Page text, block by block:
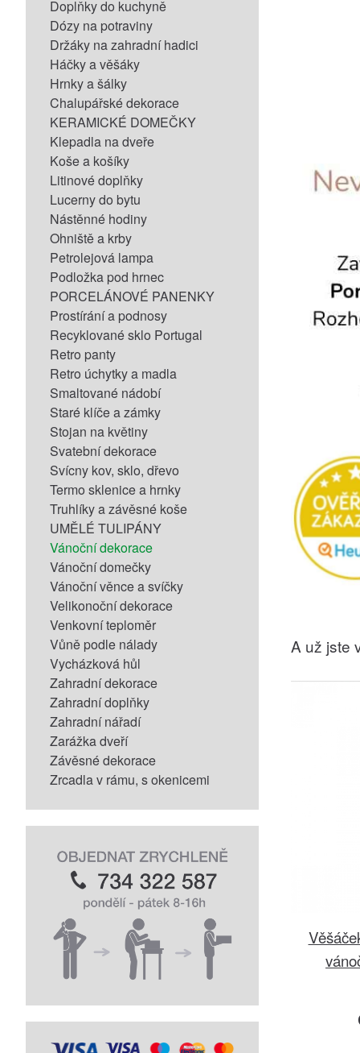
Doplňky do kuchyně
Dózy na potraviny
Držáky na zahradní hadici
Háčky a věšáky
Hrnky a šálky
Chalupářské dekorace
KERAMICKÉ DOMEČKY
Klepadla na dveře
Koše a košíky
Litinové doplňky
Lucerny do bytu
Nástěnné hodiny
Ohniště a krby
Petrolejová lampa
Podložka pod hrnec
PORCELÁNOVÉ PANENKY
Prostírání a podnosy
Recyklované sklo Portugal
Retro panty
Retro úchytky a madla
Smaltované nádobí
Staré klíče a zámky
Stojan na květiny
Svatební dekorace
Svícny kov, sklo, dřevo
Termo sklenice a hrnky
Truhlíky a závěsné koše
UMĚLÉ TULIPÁNY
Vánoční dekorace
Vánoční domečky
Vánoční věnce a svíčky
Velikonoční dekorace
Venkovní teploměr
Vůně podle nálady
Vycházková hůl
Zahradní dekorace
Zahradní doplňky
Zahradní nářadí
Zarážka dveří
Závěsné dekorace
Zrcadla v rámu, s okenicemi
A už jste